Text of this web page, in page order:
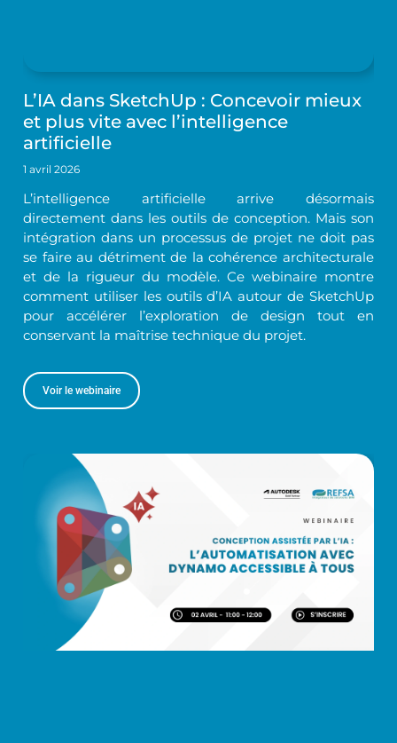
L’IA dans SketchUp : Concevoir mieux
et plus vite avec l’intelligence
artificielle
1 avril 2026
L’intelligence artificielle arrive désormais
directement dans les outils de conception. Mais son
intégration dans un processus de projet ne doit pas
se faire au détriment de la cohérence architecturale
et de la rigueur du modèle. Ce webinaire montre
comment utiliser les outils d’IA autour de SketchUp
pour accélérer l’exploration de design tout en
conservant la maîtrise technique du projet.
Voir le webinaire